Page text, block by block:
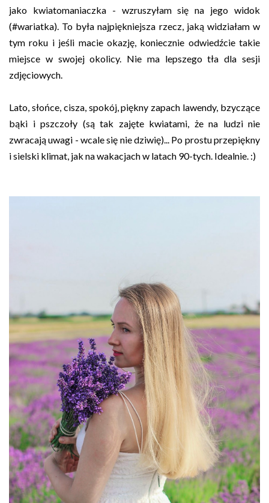
jako kwiatomaniaczka - wzruszyłam się na jego widok
(#wariatka). To była najpiękniejsza rzecz, jaką widziałam w
tym roku i jeśli macie okazję, koniecznie odwiedźcie takie
miejsce w swojej okolicy. Nie ma lepszego tła dla sesji
zdjęciowych.
Lato, słońce, cisza, spokój, piękny zapach lawendy, bzyczące
bąki i pszczoły (są tak zajęte kwiatami, że na ludzi nie
zwracają uwagi - wcale się nie dziwię)... Po prostu przepiękny
i sielski klimat, jak na wakacjach w latach 90-tych. Idealnie. :)